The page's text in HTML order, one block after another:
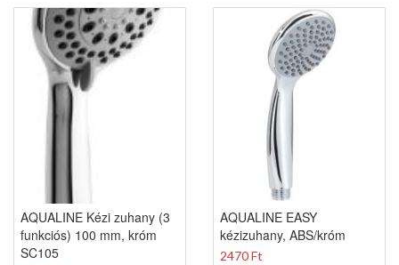
AQUALINE Kézi zuhany (3
funkciós) 100 mm, króm
SC105
AQUALINE EASY
kézizuhany, ABS/króm
2470 Ft